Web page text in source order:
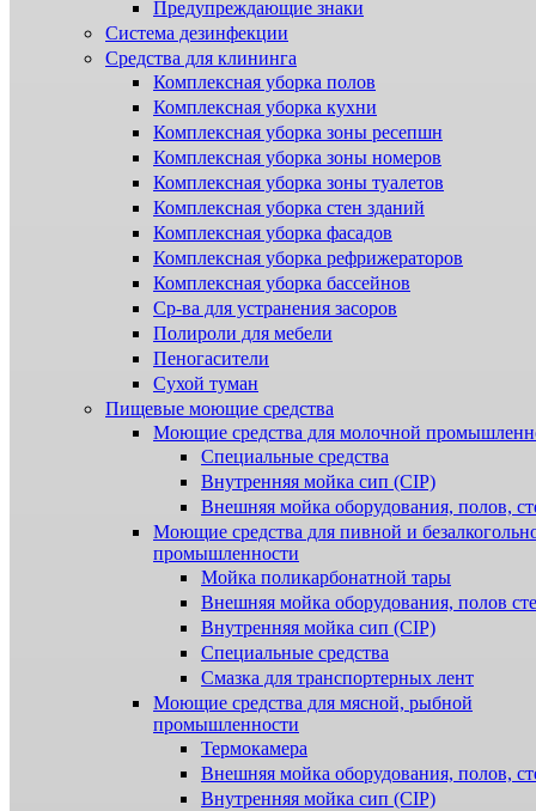
Предупреждающие знаки
Система дезинфекции
Cредства для клининга
Комплексная уборка полов
Комплексная уборка кухни
Комплексная уборка зоны ресепшн
Комплексная уборка зоны номеров
Комплексная уборка зоны туалетов
Комплексная уборка стен зданий
Комплексная уборка фасадов
Комплексная уборка рефрижераторов
Комплексная уборка бассейнов
Ср-ва для устранения засоров
Полироли для мебели
Пеногасители
Сухой туман
Пищевые моющие средства
Моющие средства для молочной
Специальные средства
Внутренняя мойка сип (CIP)
Внешняя мойка оборудования, полов,
Моющие средства для пивной и
промышленности
Мойка поликарбонатной тары
Внешняя мойка оборудования, полов
Внутренняя мойка сип (CIP)
Специальные средства
Смазка для транспортерных лент
Моющие средства для мясной, рыбной
промышленности
Термокамера
Внешняя мойка оборудования, полов,
Внутренняя мойка сип (CIP)